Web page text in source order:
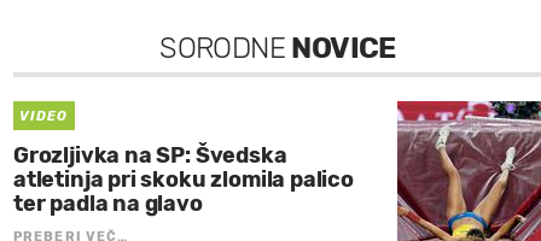
SORODNE NOVICE
VIDEO
Grozljivka na SP: Švedska
atletinja pri skoku zlomila palico
ter padla na glavo
PREBERI VEČ…